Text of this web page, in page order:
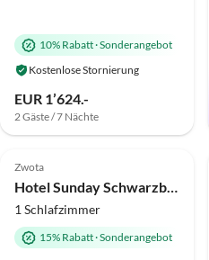
10% Rabatt·Sonderangebot
Kostenlose Stornierung
EUR 1’624.-
2 Gäste / 7 Nächte
Zwota
Hotel Sunday Schwarzbachtal Doppelzimmer Wald Bergblick
1 Schlafzimmer
15% Rabatt·Sonderangebot